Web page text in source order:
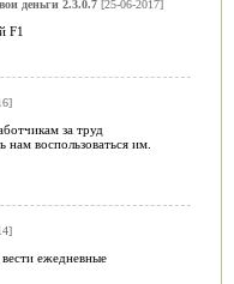
деньги 2.3.0.7[25-06-2017]
F1
за труд
воспользоваться им.
ежедневные